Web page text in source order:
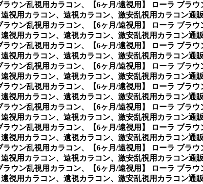
ウン乱視用カラコン、
【6ヶ月/遠視用】 ローラ ブラ
視用カラコン、遠視カラコン、激安乱視用カラコン通
ウン乱視用カラコン、
【6ヶ月/遠視用】 ローラ ブラ
視用カラコン、遠視カラコン、激安乱視用カラコン通
ウン乱視用カラコン、
【6ヶ月/遠視用】 ローラ ブラ
視用カラコン、遠視カラコン、激安乱視用カラコン通
ウン乱視用カラコン、
【6ヶ月/遠視用】 ローラ ブラ
視用カラコン、遠視カラコン、激安乱視用カラコン通
ウン乱視用カラコン、
【6ヶ月/遠視用】 ローラ ブラ
視用カラコン、遠視カラコン、激安乱視用カラコン通
ウン乱視用カラコン、
【6ヶ月/遠視用】 ローラ ブラ
視用カラコン、遠視カラコン、激安乱視用カラコン通
ウン乱視用カラコン、
【6ヶ月/遠視用】 ローラ ブラ
視用カラコン、遠視カラコン、激安乱視用カラコン通
ウン乱視用カラコン、
【6ヶ月/遠視用】 ローラ ブラ
視用カラコン、遠視カラコン、激安乱視用カラコン通
ウン乱視用カラコン、
【6ヶ月/遠視用】 ローラ ブラ
視用カラコン、遠視カラコン、激安乱視用カラコン通